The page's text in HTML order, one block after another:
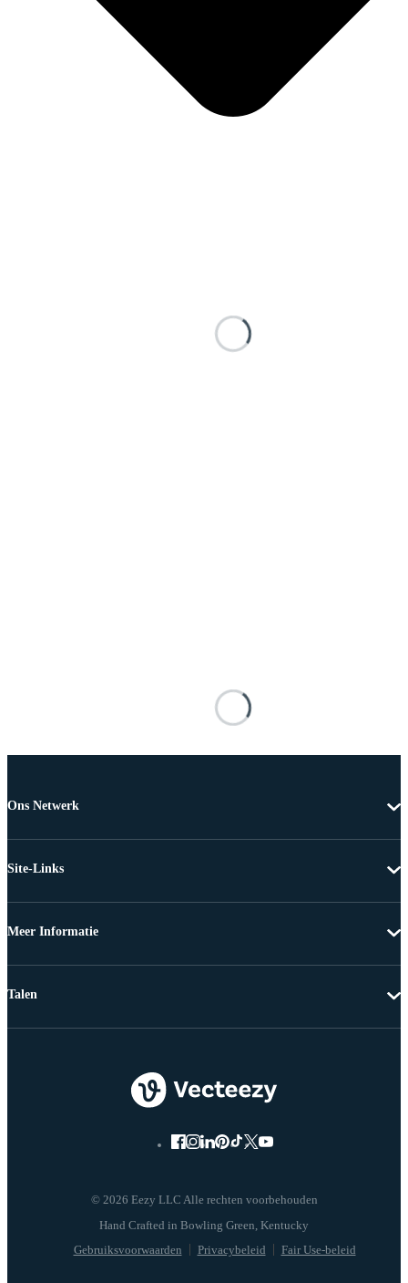
Ons Netwerk
Site-Links
Meer Informatie
© 2026 Eezy LLC Alle rechten voorbehouden
Gebruiksvoorwaarden Privacybeleid Fair Use-beleid
Talen